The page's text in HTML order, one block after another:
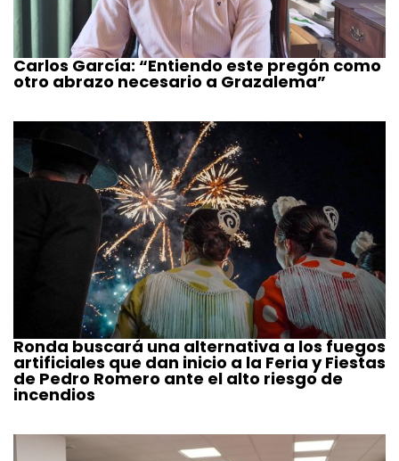
Carlos García: “Entiendo este pregón como
otro abrazo necesario a Grazalema”
Ronda buscará una alternativa a los fuegos
artificiales que dan inicio a la Feria y Fiestas
de Pedro Romero ante el alto riesgo de
incendios